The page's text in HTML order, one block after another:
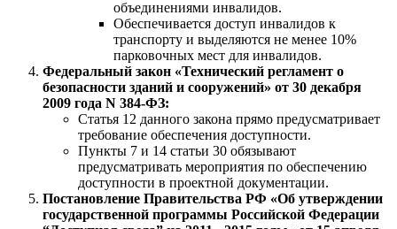
объединениями инвалидов.
Обеспечивается доступ инвалидов к
транспорту и выделяются не менее 10%
парковочных мест для инвалидов.
Федеральный закон «Технический регламент о
безопасности зданий и сооружений» от 30 декабря
2009 года N 384-ФЗ:
Статья 12 данного закона прямо предусматривает
требование обеспечения доступности.
Пункты 7 и 14 статьи 30 обязывают
предусматривать мероприятия по обеспечению
доступности в проектной документации.
Постановление Правительства РФ «Об утверждении
государственной программы Российской Федерации